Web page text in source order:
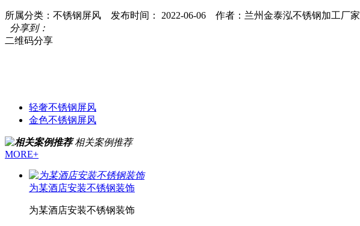
所属分类：不锈钢屏风 发布时间： 2022-06-06 作者：兰州金泰泓不锈钢加工厂家
分享到：
二维码分享
轻奢不锈钢屏风
金色不锈钢屏风
相关案例推荐
MORE+
为某酒店安装不锈钢装饰
为某酒店安装不锈钢装饰